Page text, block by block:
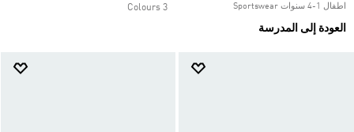
اطفال 1-4 سنوات Sportswear
العودة إلى المدرسة
3 Colours